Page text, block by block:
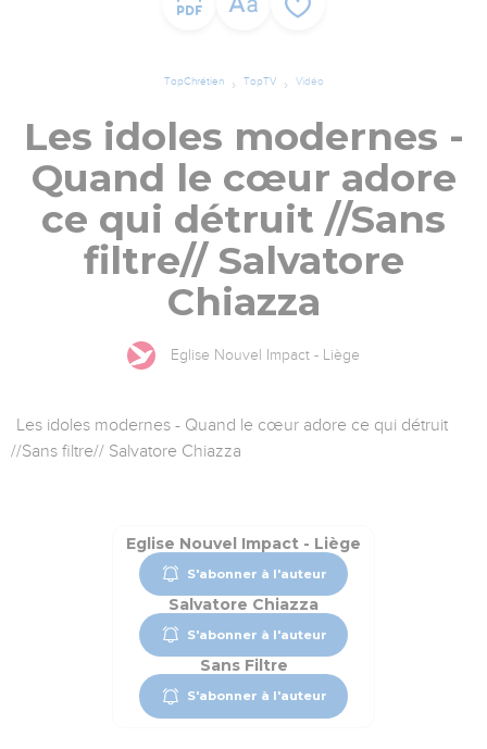
TopChrétien TopTV Vidéo
Les idoles modernes -
Quand le cœur adore
ce qui détruit //Sans
filtre// Salvatore
Chiazza
Eglise Nouvel Impact - Liège
Les idoles modernes - Quand le cœur adore ce qui détruit
//Sans filtre// Salvatore Chiazza
Eglise Nouvel Impact - Liège
S'abonner à l'auteur
Salvatore Chiazza
S'abonner à l'auteur
Sans Filtre
S'abonner à l'auteur